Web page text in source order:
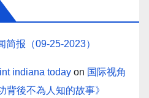
简报（09-25-2023）
indiana today on 国际视角
背後不為人知的故事》